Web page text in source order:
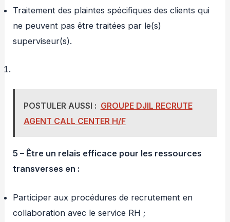
Traitement des plaintes spécifiques des clients qui
ne peuvent pas être traitées par le(s)
superviseur(s).
POSTULER AUSSI : GROUPE DJIL RECRUTE
AGENT CALL CENTER H/F
5 – Être un relais efficace pour les ressources
transverses en :
Participer aux procédures de recrutement en
collaboration avec le service RH ;